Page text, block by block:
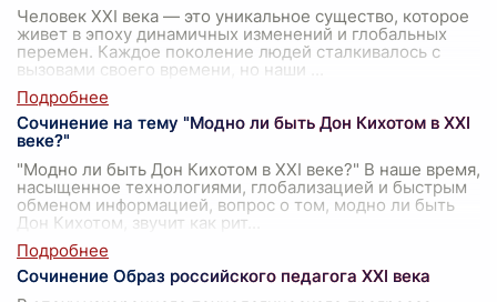
Человек XXI века — это уникальное существо, которое
живет в эпоху динамичных изменений и глобальных
перемен. Каждое поколение людей сталкивалось с
вызовами своего времени, но наши
Сочинение на тему "Модно ли быть Дон Кихотом в XXI
веке?"
"Модно ли быть Дон Кихотом в XXI веке?" В наше время,
насыщенное технологиями, глобализацией и быстрым
обменом информацией, вопрос о том, модно ли быть
Дон Кихотом, звучит как рит
Сочинение Образ российского педагога XXI века